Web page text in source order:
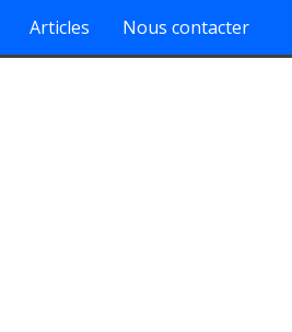
Articles Nous contacter